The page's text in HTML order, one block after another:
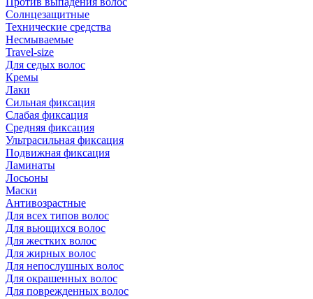
Солнцезащитные
Технические средства
Несмываемые
Travel-size
Для седых волос
Кремы
Лаки
Сильная фиксация
Слабая фиксация
Средняя фиксация
Ультрасильная фиксация
Подвижная фиксация
Ламинаты
Лосьоны
Маски
Антивозрастные
Для всех типов волос
Для вьющихся волос
Для жестких волос
Для жирных волос
Для непослушных волос
Для окрашенных волос
Для поврежденных волос